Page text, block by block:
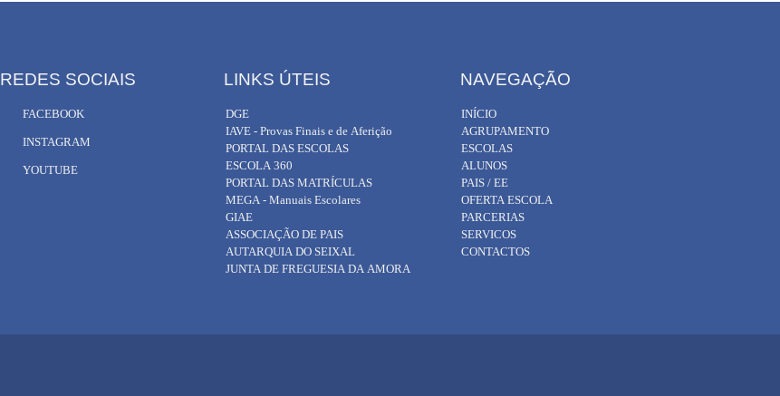
FACEBOOK
INSTAGRAM
YOUTUBE
DGE
IAVE - Provas Finais e de Aferição
PORTAL DAS ESCOLAS
ESCOLA 360
PORTAL DAS MATRÍCULAS
MEGA - Manuais Escolares
GIAE
ASSOCIAÇÃO DE PAIS
AUTARQUIA DO SEIXAL
JUNTA DE FREGUESIA DA AMORA
NAVEGAÇÃO
INÍCIO
AGRUPAMENTO
ESCOLAS
ALUNOS
PAIS / EE
OFERTA ESCOLA
PARCERIAS
SERVICOS
CONTACTOS
REDES SOCIAIS LINKS ÚTEIS